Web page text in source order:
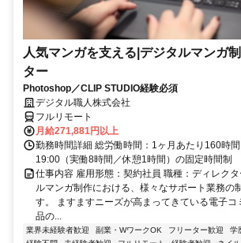
人気マンガを支える|デジタルマンガ
ター
Photoshop／CLIP STUDIO経験必須
デジタル職人株式会社
フルリモート
月給271,881円以上
勤務時間詳細 総労働時間：1ヶ月あたり160時
19:00（実働8時間／休憩1時間）の固定時間制
仕事内容 雇用形態：契約社員 職種：ディレク
ルマンガ制作における、様々なサポート業務の
す。 ますますニーズが高まってきている電子コ
品の...
業界未経験者歓迎 副業・WワークOK フリーター歓迎 学